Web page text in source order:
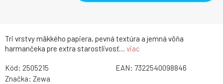
Tri vrstvy mäkkého papiera, pevná textúra a jemná vôňa
harmančeka pre extra starostlivosť.... viac
Kód: 2505215 EAN: 7322540098846
Značka: Zewa